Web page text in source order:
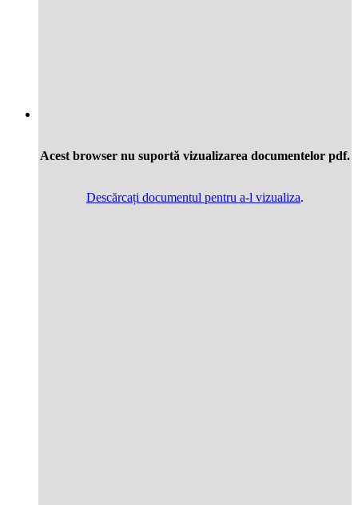
Acest browser nu suportă vizualizarea documentelor pdf.
Descărcați documentul pentru a-l vizualiza.